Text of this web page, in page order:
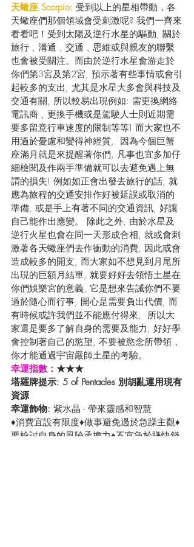
天蠍座 Scorpio: 受到以上的星相帶動，各
天蠍座們那個領域會受刺激呢? 我們一齊來
看看吧！受到太陽及逆行水星的驅動, 關於
旅行﹑溝通﹑交通﹑思維或與親友的聯繫
也會被受關注。而由於逆行水星會游走於
你們第3宮及第2宮, 預示著有些事情或會引
起較多的支出, 尤其是水星大多會與科技及
交通有關, 所以較易出現例如: 需更換網絡
電訊商﹑更換手機或是駕駛人士則近期需
要多留意行車速度的限制等等! 而大家也不
用過於憂慮和變得神經質,  因為今個巨蟹
座滿月就是來提醒著你們, 凡事也宜多加仔
細檢閱及作兩手準備就可以去避免遇上無
謂的損失! 例如如正會出發去旅行的話, 就
應為旅程的交通安排作好被延誤或取消的
準備, 或是手上有著不同的交通資訊, 好讓
自己能作出應變。 除此之外, 由於水星及
逆行火星也會在同一天形成合相, 就或會刺
激著各天蠍座們去作衝動的消費, 因此或會
造成較多的開支, 而大家如不想見到月尾所
出現的巨額月結單, 就要好好去領悟土星在
你們娛樂宮的意義, 它是想來告誡你們不要
過於隨心而行事, 開心是需要負出代價, 而
有時候或許我們並不能應付得來,  所以大
家還是要多了解自身的需要及能力, 好好學
會控制著自己的慾望, 不要被慾念所帶領，
你才能通過宇宙嚴師土星的考驗。
幸運指數： ★★★
塔羅牌提示: 5 of Pentacles 別胡亂運用現有
資源
幸運飾物: 紫水晶 - 帶來靈感和智慧
♦消費宜設有限度♦做事避免過於急躁主觀♦
要檢討自身的風險承擔力♦不宜急於賺快錢